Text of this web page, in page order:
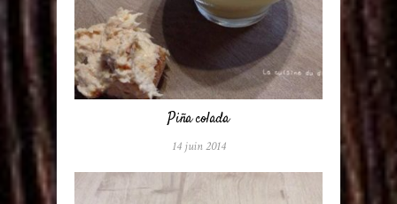
Piña colada
14 juin 2014